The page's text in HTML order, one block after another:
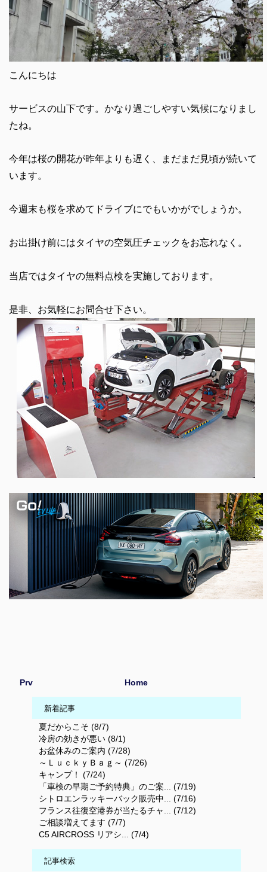
こんにちは
サービスの山下です。かなり過ごしやすい気候になりまし
たね。
今年は桜の開花が昨年よりも遅く、まだまだ見頃が続いて
います。
今週末も桜を求めてドライブにでもいかがでしょうか。
お出掛け前にはタイヤの空気圧チェックをお忘れなく。
当店ではタイヤの無料点検を実施しております。
是非、お気軽にお問合せ下さい。
Prv Home
新着記事
夏だからこそ (8/7)
冷房の効きが悪い (8/1)
お盆休みのご案内 (7/28)
～ＬｕｃｋｙＢａｇ～ (7/26)
キャンプ！ (7/24)
「車検の早期ご予約特典」のご案... (7/19)
シトロエンラッキーバック販売中... (7/16)
フランス往復空港券が当たるチャ... (7/12)
ご相談増えてます (7/7)
C5 AIRCROSS リアシ... (7/4)
記事検索